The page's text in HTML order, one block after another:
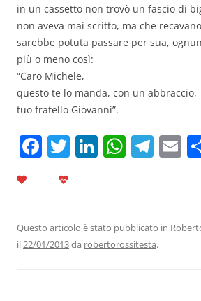
in un cassetto non trovò un fascio di
non aveva mai scritto, ma che
sarebbe potuta passare per sua,
più o meno così:
“Caro Michele,
questo te lo manda, con un abbraccio,
tuo fratello Giovanni”.
F
b
o
T Li
dI
n
W
A
p
T
a
m
E
Questo articolo è stato pubblicato in
il22/01/2013da robertorossitesta.